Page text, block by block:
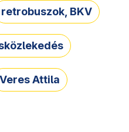
retrobuszok, BKV
Veres Attila